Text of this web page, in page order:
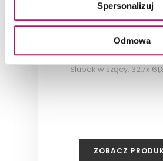
Spersonalizuj
Odmowa
Defra Alta C32 123-C-
Słupek wiszący,
ZOBACZ